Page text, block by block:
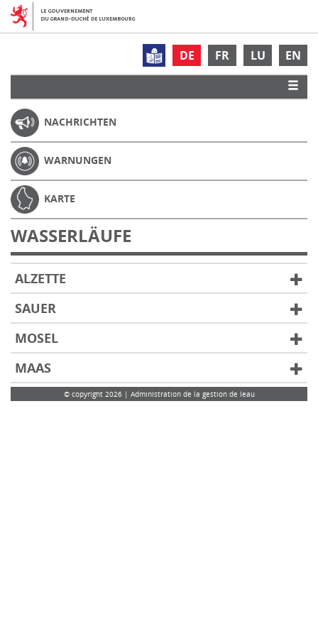
DE FR LU EN
NACHRICHTEN
WARNUNGEN
KARTE
WASSERLÄUFE
ALZETTE
SAUER
MOSEL
MAAS
© copyright 2026 | Administration de la gestion de leau